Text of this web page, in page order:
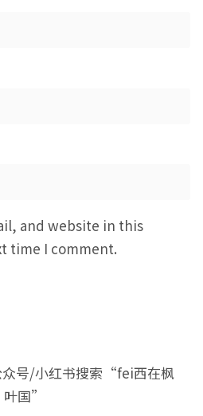
and website in this
time I comment.
众号/小红书搜索“fei西在枫
叶国”